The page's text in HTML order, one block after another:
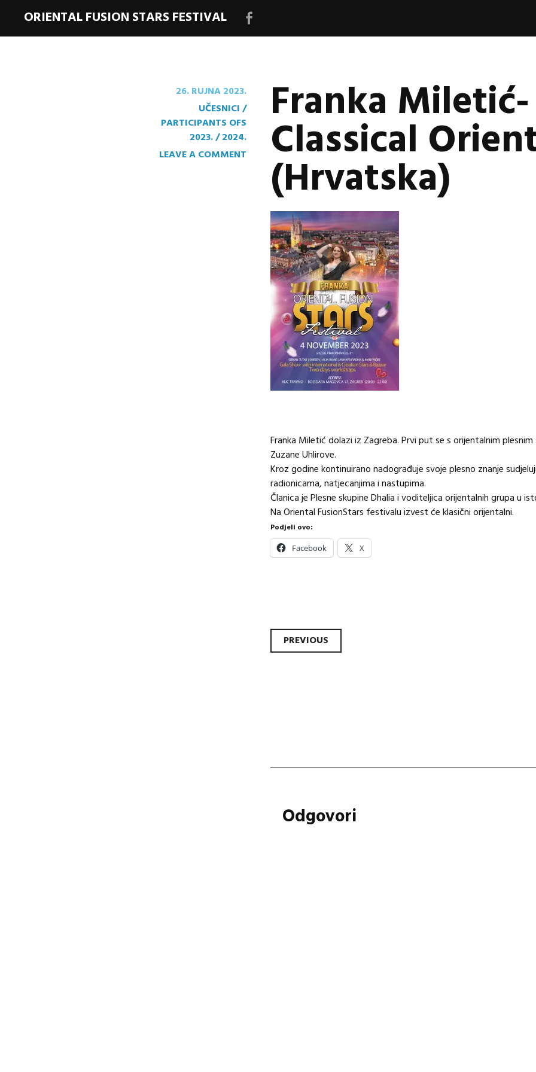
ORIENTAL FUSION STARS FESTIVAL
26. RUJNA 2023.
UČESNICI /
PARTICIPANTS OFS
2023. / 2024.
LEAVE A COMMENT
Franka Miletić-
Classical
(Hrvatska)
Franka Miletić dolazi iz Zagreba. Prvi put se s orijentalnim
Zuzane Uhlirove.
Kroz godine kontinuirano nadograđuje svoje plesno znanje
radionicama, natjecanjima i nastupima.
Članica je Plesne skupine Dhalia i voditeljica orijentalnih grupa u
Na Oriental FusionStars festivalu izvest će klasični orijentalni.
Podjeli ovo:
Facebook X
Post
PREVIOUS
Odgovori